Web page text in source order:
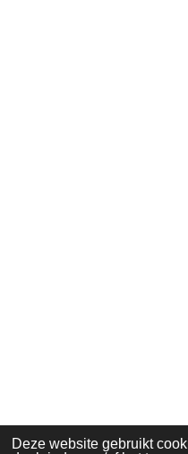
Deze website gebruikt
Delen Deel Share Delen